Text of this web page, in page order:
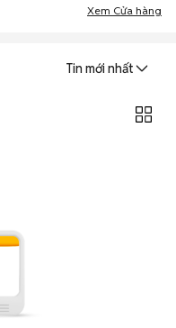
Xem Cửa hàng
Tin mới nhất